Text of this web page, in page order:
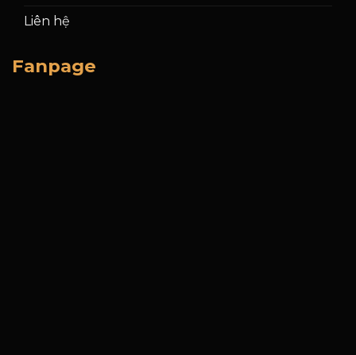
Liên hệ
Fanpage